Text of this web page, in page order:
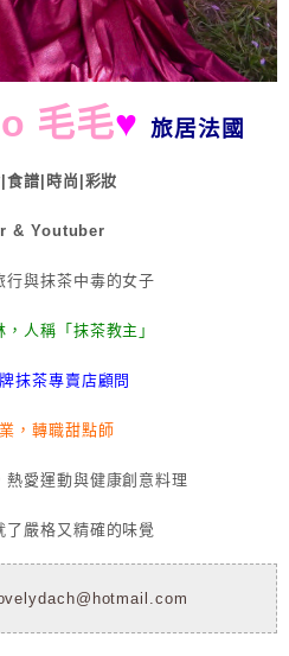
毛毛♥ 旅居法國
食譜|時尚|彩妝
& Youtuber
行與抹茶中毒的女子
人稱「抹茶教主」
抹茶專賣店顧問
，轉職甜點師
熱愛運動與健康創意料理
了嚴格又精確的味覺